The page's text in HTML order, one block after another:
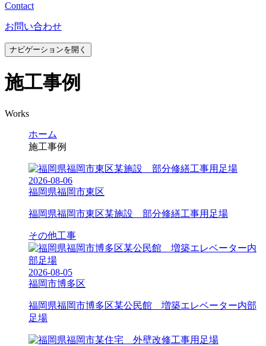
Contact
お問い合わせ
ナビゲーションを開く
施工事例
Works
ホーム
施工事例
2026-08-06
福岡県福岡市東区
福岡県福岡市東区某施設 部分修繕工事用足場
その他工事
2026-08-05
福岡市博多区
福岡県福岡市博多区某公民館 増築エレベーター内部
足場